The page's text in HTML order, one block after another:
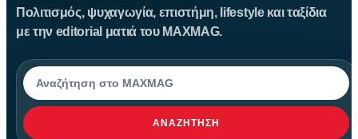
Πολιτισμός, ψυχαγωγία, επιστήμη, lifestyle και ταξίδια
με την editorial ματιά του MAXMAG.
Αναζήτηση
ΑΝΑΖΉΤΗΣΗ